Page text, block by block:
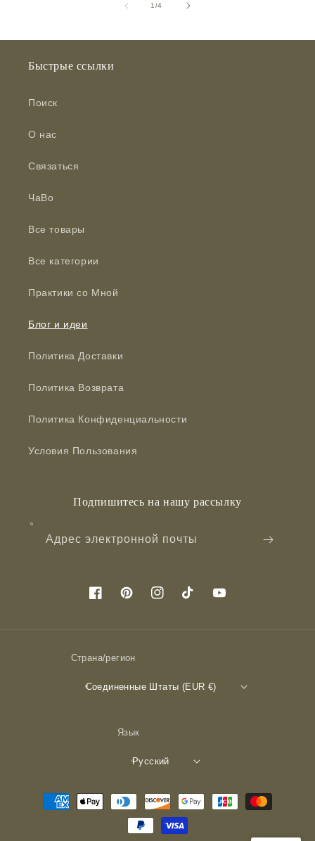
1/
из4
Быстрые ссылки
Поиск
О нас
Связаться
ЧаВо
Все товары
Все категории
Практики со Мной
Блог и идеи
Политика Доставки
Политика Возврата
Политика Конфиденциальности
Условия Пользования
Подпишитесь на нашу рассылку
Адрес электронной почты
FacebookPinterestInstagramTikTok YouTube
Страна/регион
Соединенные Штаты (EUR €)
Язык
Русский
Способы
оплаты